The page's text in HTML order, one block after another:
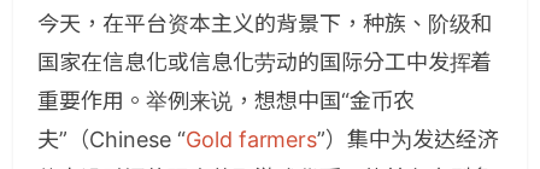
今天，在平台资本主义的背景下，种族、阶级和
国家在信息化或信息化劳动的国际分工中发挥着
重要作用。举例来说，想想中国“金币农
夫”（Chinese “Gold farmers”）集中为发达经济